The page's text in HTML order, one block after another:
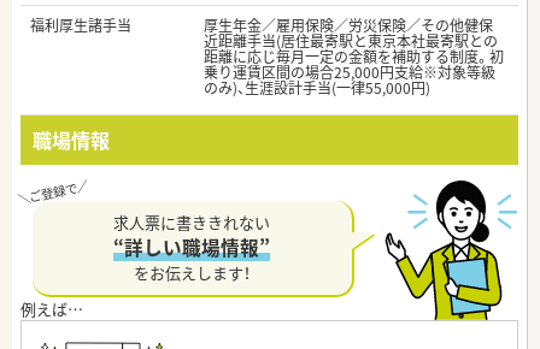
福利厚生諸手当
厚生年金／雇用保険／労災保険／その他健保
近距離手当(居住最寄駅と東京本社最寄駅との
距離に応じ毎月一定の金額を補助する制度。初
乗り運賃区間の場合25,000円支給※対象等級
のみ)、生涯設計手当(一律55,000円)
職場情報
求人票に書ききれない
“詳しい職場情報”
をお伝えします！